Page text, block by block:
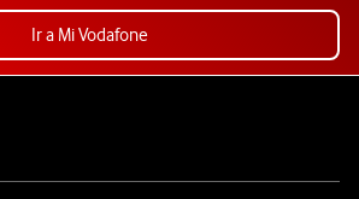
Ir a Mi Vodafone
sociales de Vodafone